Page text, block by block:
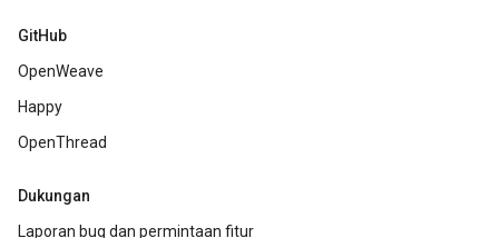
GitHub
OpenWeave
Happy
OpenThread
Dukungan
Laporan bug dan permintaan fitur